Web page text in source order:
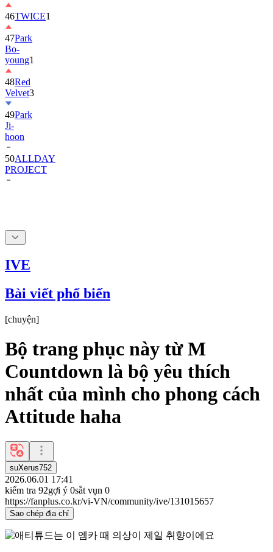
46TWICE1
47Park
Bo-
young1
48Red
Velvet3
49Park
Ji-
hoon
50ALLDAY
PROJECT
IVE
Bài viết phổ biến
[chuyện]
Bộ trang phục này từ M
Countdown là bộ yêu thích
nhất của mình cho phong cách
Attitude haha
suXerus752
2026.06.01 17:41
kiểm tra 92gợi ý 0sắt vụn 0
https://fanplus.co.kr/vi-VN/community/ive/131015657
Sao chép địa chỉ